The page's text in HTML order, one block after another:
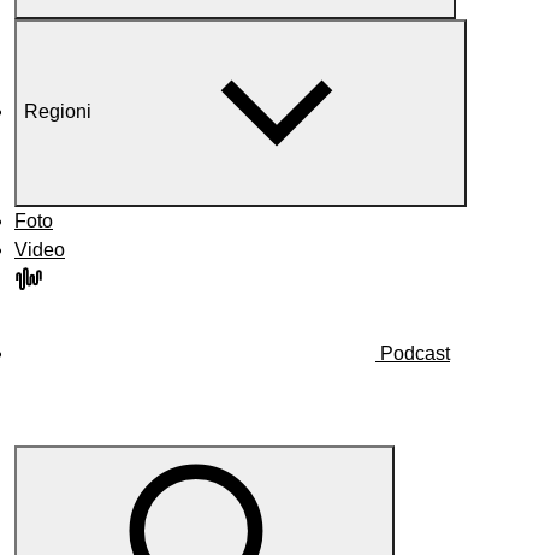
Regioni
Foto
Video
Podcast